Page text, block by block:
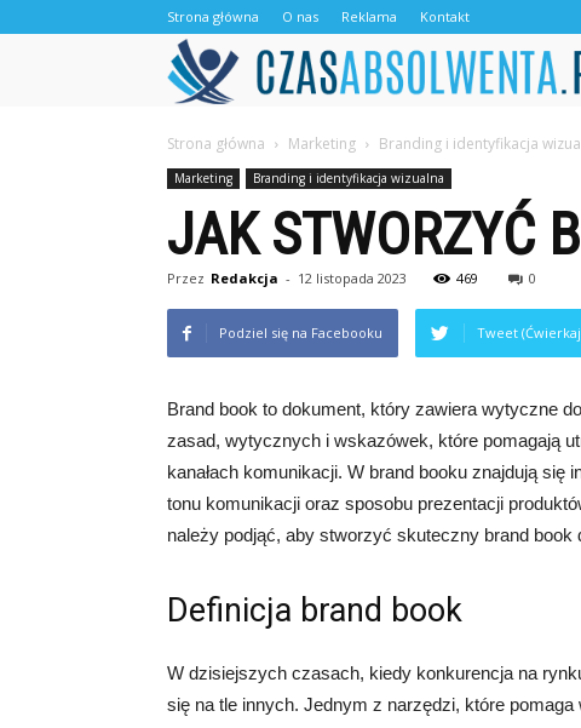
Strona główna O nas Reklama Kontakt
Strona główna Marketing Branding i identyfikacja
Marketing Branding i identyfikacja wizualna
JAK STWORZYĆ
Przez Redakcja - 12 listopada 2023 469 0
Podziel się na Facebooku Tweet
Brand book to dokument, który zawiera wytyczne
zasad, wytycznych i wskazówek, które pomagają
kanałach komunikacji. W brand booku znajdują
tonu komunikacji oraz sposobu prezentacji
należy podjąć, aby stworzyć skuteczny brand book
Definicja brand book
W dzisiejszych czasach, kiedy konkurencja na
się na tle innych. Jednym z narzędzi, które